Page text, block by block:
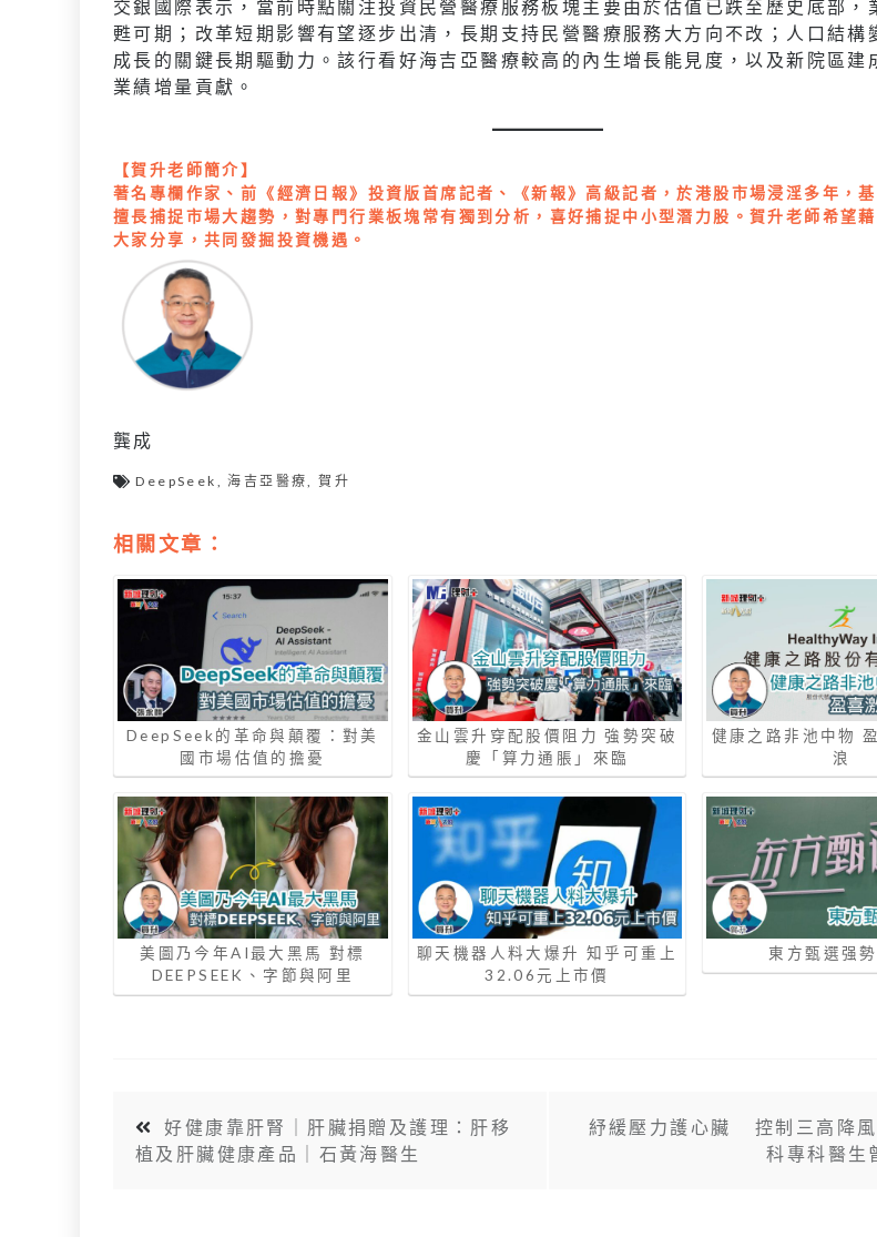
交銀國際表示，當前時點關注投資民營醫療服務板塊主要由於估值已跌至歷史底部，
甦可期；改革短期影響有望逐步出清，長期支持民營醫療服務大方向不改；人口結構
成長的關鍵長期驅動力。該行看好海吉亞醫療較高的內生增長能見度，以及新院區建
業績增量貢獻。
【賀升老師簡介】
著名專欄作家、前《經濟日報》投資版首席記者、《新報》高級記者，於港股市場浸淫多年，基
擅長捕捉市場大趨勢，對專門行業板塊常有獨到分析，喜好捕捉中小型潛力股。賀升老師希望
大家分享，共同發掘投資機遇。
龔成
DeepSeek ,海吉亞醫療 ,賀升
相關文章：
DeepSeek的革命與顛覆：對美
國市場估值的擔憂
美圖乃今年AI最大黑馬 對標
DEEPSEEK、字節與阿里
金山雲升穿配股價阻力 強勢突破
慶「算力通脹」來臨
聊天機器人料大爆升 知乎可重上
32.06元上市價
健康之路非池中物
浪
東方甄選强
好健康靠肝腎｜肝臟捐贈及護理：肝移
植及肝臟健康產品｜石黃海醫生
紓緩壓力護心臟 控制三高降風
科專科醫生